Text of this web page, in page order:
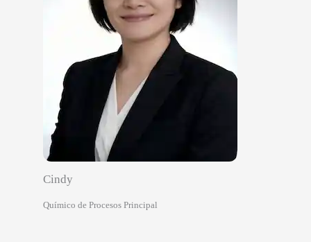
Cindy
Químico de Procesos Principal